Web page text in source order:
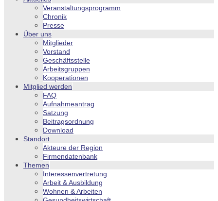
Veranstaltungsprogramm
Chronik
Presse
Über uns
Mitglieder
Vorstand
Geschäftsstelle
Arbeitsgruppen
Kooperationen
Mitglied werden
FAQ
Aufnahmeantrag
Satzung
Beitragsordnung
Download
Standort
Akteure der Region
Firmendatenbank
Themen
Interessenvertretung
Arbeit & Ausbildung
Wohnen & Arbeiten